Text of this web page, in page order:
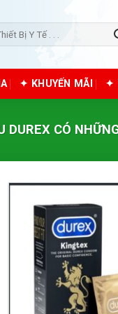
✦ KHUYẾN MÃI ✦
CÓ